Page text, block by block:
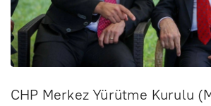
CHP Merkez Yürütme Kurulu